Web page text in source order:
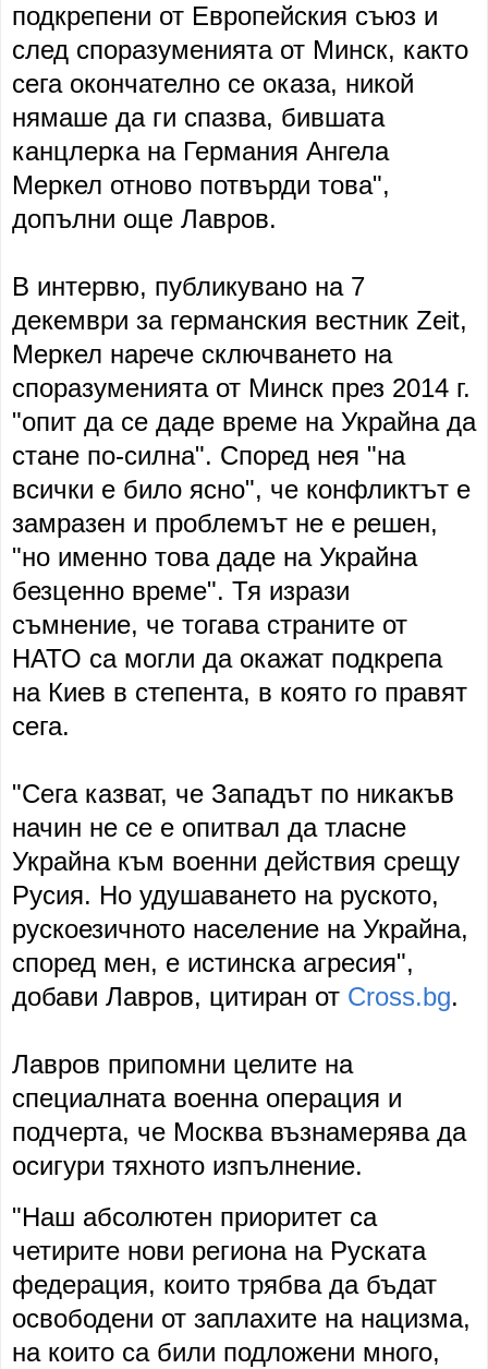
подкрепени от Европейския съюз и
след споразуменията от Минск, както
сега окончателно се оказа, никой
нямаше да ги спазва, бившата
канцлерка на Германия Ангела
Меркел отново потвърди това",
допълни още Лавров.
В интервю, публикувано на 7
декември за германския вестник Zeit,
Меркел нарече сключването на
споразуменията от Минск през 2014 г.
"опит да се даде време на Украйна да
стане по-силна". Според нея "на
всички е било ясно", че конфликтът е
замразен и проблемът не е решен,
"но именно това даде на Украйна
безценно време". Тя изрази
съмнение, че тогава страните от
НАТО са могли да окажат подкрепа
на Киев в степента, в която го правят
сега.
"Сега казват, че Западът по никакъв
начин не се е опитвал да тласне
Украйна към военни действия срещу
Русия. Но удушаването на руското,
рускоезичното население на Украйна,
според мен, е истинска агресия",
добави Лавров, цитиран от Cross.bg.
Лавров припомни целите на
специалната военна операция и
подчерта, че Москва възнамерява да
осигури тяхното изпълнение.
"Наш абсолютен приоритет са
четирите нови региона на Руската
федерация, които трябва да бъдат
освободени от заплахите на нацизма,
на които са били подложени много,